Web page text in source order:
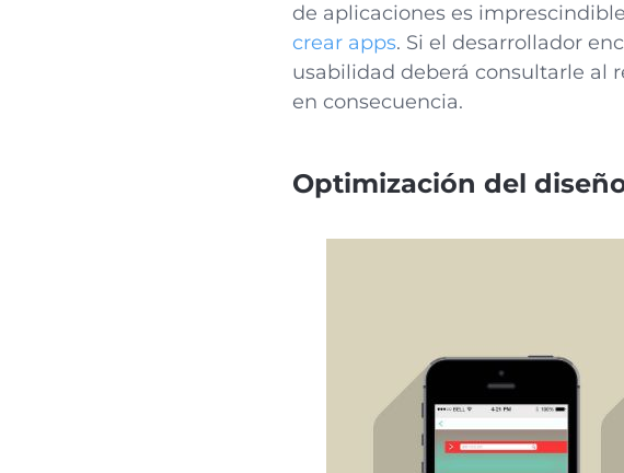
de aplicaciones es
crear apps. Si el desarrollador
usabilidad deberá consultarle al
en consecuencia.
Optimización del